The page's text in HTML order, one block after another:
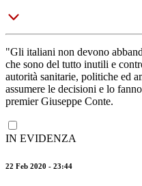
"Gli italiani non devono
che sono del tutto inutili e
autorità sanitarie, politiche ed
assumere le decisioni e lo
premier Giuseppe Conte.
IN EVIDENZA
22 Feb 2020 - 23:44